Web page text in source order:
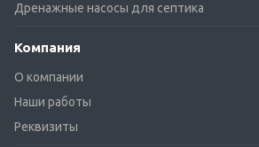
Дренажные насосы для септика
Компания
О компании
Наши работы
Реквизиты